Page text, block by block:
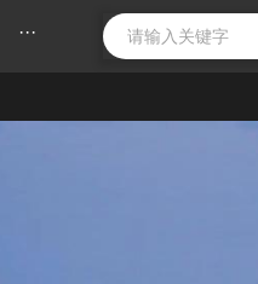
···